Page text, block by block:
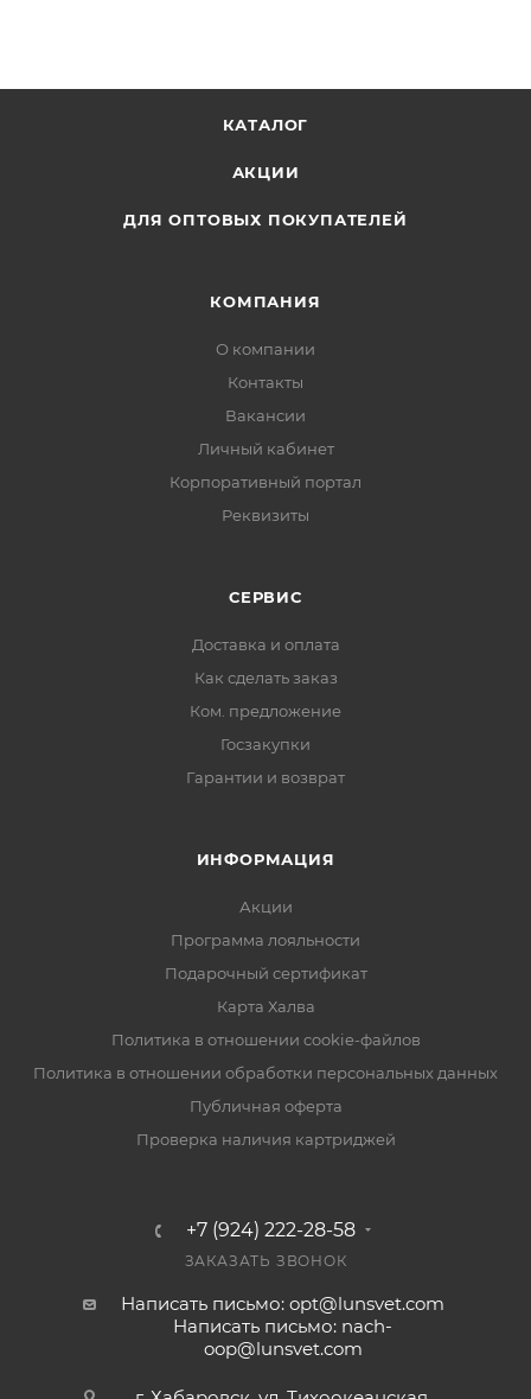
КАТАЛОГ
АКЦИИ
ДЛЯ ОПТОВЫХ ПОКУПАТЕЛЕЙ
КОМПАНИЯ
О компании
Контакты
Вакансии
Личный кабинет
Корпоративный портал
Реквизиты
СЕРВИС
Доставка и оплата
Как сделать заказ
Ком. предложение
Госзакупки
Гарантии и возврат
ИНФОРМАЦИЯ
Акции
Программа лояльности
Подарочный сертификат
Карта Халва
Политика в отношении cookie-файлов
Политика в отношении обработки персональных данных
Публичная оферта
Проверка наличия картриджей
+7 (924) 222-28-58
ЗАКАЗАТЬ ЗВОНОК
Написать письмо: opt@lunsvet.com
Написать письмо: nach-
oop@lunsvet.com